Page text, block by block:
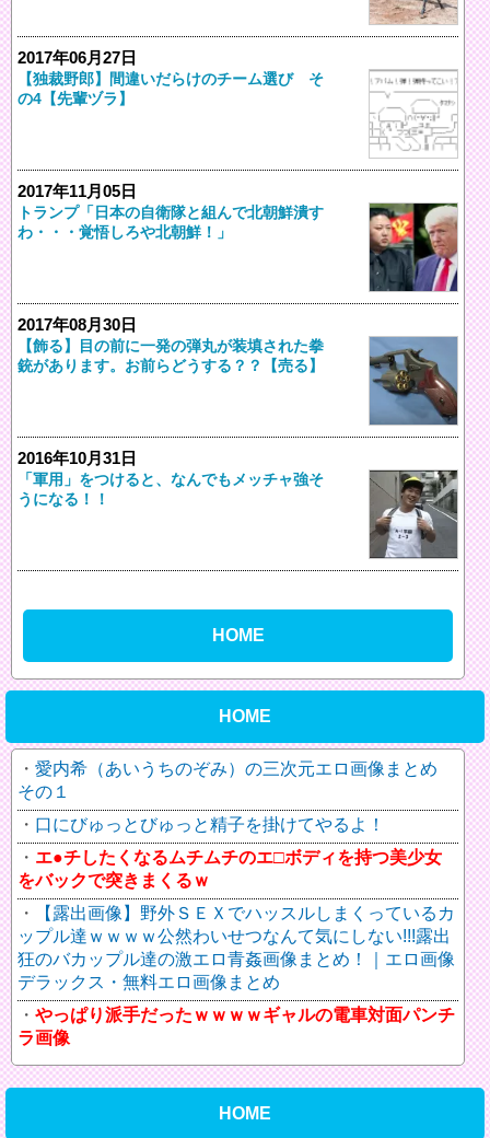
2017年06月27日
【独裁野郎】間違いだらけのチーム選び そ
の4【先輩ヅラ】
2017年11月05日
トランプ「日本の自衛隊と組んで北朝鮮潰す
わ・・・覚悟しろや北朝鮮！」
2017年08月30日
【飾る】目の前に一発の弾丸が装填された拳
銃があります。お前らどうする？？【売る】
2016年10月31日
「軍用」をつけると、なんでもメッチャ強そ
うになる！！
HOME
HOME
愛内希（あいうちのぞみ）の三次元エロ画像まとめ
その１
口にびゅっとびゅっと精子を掛けてやるよ！
エ●チしたくなるムチムチのエ□ボディを持つ美少女
をバックで突きまくるｗ
【露出画像】野外ＳＥＸでハッスルしまくっているカ
ップル達ｗｗｗｗ公然わいせつなんて気にしない!!!露出
狂のバカップル達の激エロ青姦画像まとめ！｜エロ画像
デラックス・無料エロ画像まとめ
やっぱり派手だったｗｗｗｗギャルの電車対面パンチ
ラ画像
HOME